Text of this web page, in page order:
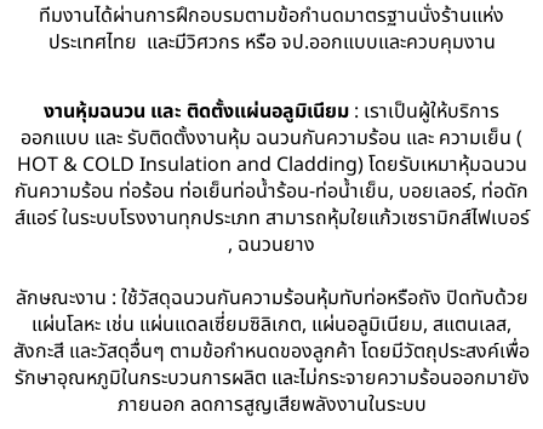
ทีมงานได้ผ่านการฝึกอบรมตามข้อกำนดมาตรฐานนั่งร้านแห่ง
ประเทศไทย และมีวิศวกร หรือ จป.ออกแบบและควบคุมงาน
งานหุ้มฉนวน และ ติดตั้งแผ่นอลูมิเนียม : เราเป็นผู้ให้บริการ
ออกแบบ และ รับติดตั้งงานหุ้ม ฉนวนกันความร้อน และ ความเย็น (
HOT & COLD Insulation and Cladding) โดยรับเหมาหุ้มฉนวน
กันความร้อน ท่อร้อน ท่อเย็นท่อน้ำร้อน-ท่อน้ำเย็น, บอยเลอร์, ท่อดัก
ส์แอร์ ในระบบโรงงานทุกประเภท สามารถหุ้มใยแก้วเซรามิกส์ไฟเบอร์
, ฉนวนยาง
ลักษณะงาน : ใช้วัสดุฉนวนกันความร้อนหุ้มทับท่อหรือถัง ปิดทับด้วย
แผ่นโลหะ เช่น แผ่นแดลเซี่ยมซิลิเกต, แผ่นอลูมิเนียม, สแตนเลส,
สังกะสี และวัสดุอื่นๆ ตามข้อกำหนดของลูกค้า โดยมีวัตถุประสงค์เพื่อ
รักษาอุณหภูมิในกระบวนการผลิต และไม่กระจายความร้อนออกมายัง
ภายนอก ลดการสูญเสียพลังงานในระบบ